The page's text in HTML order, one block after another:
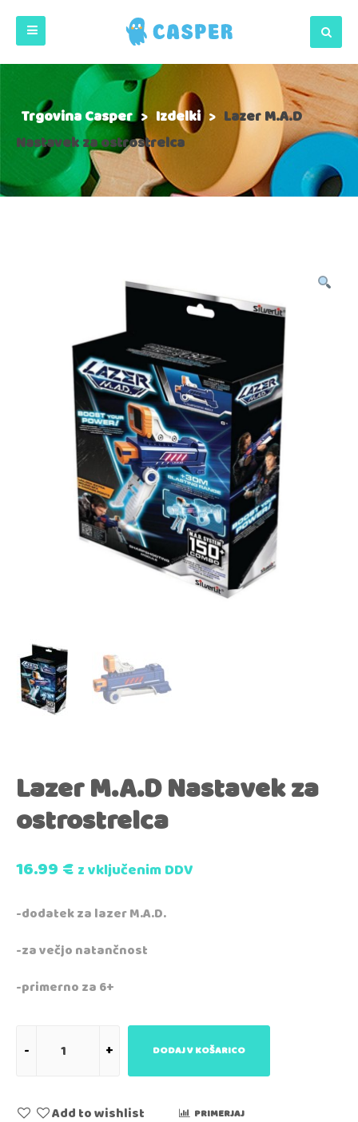
Trgovina Casper> Izdelki > Lazer M.A.D
Nastavek za ostrostrelca
Lazer M.A.D Nastavek za
ostrostrelca
16.99€z vključenim DDV
-dodatek za lazer M.A.D.
-za večjo natančnost
-primerno za 6+
DODAJ V KOŠARICO
Add to wishlist PRIMERJAJ